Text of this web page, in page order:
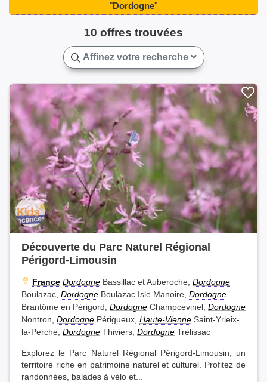
10 offres trouvées
"Dordogne"
Affinez votre recherche
Découverte du Parc Naturel Régional
Périgord-Limousin
France Dordogne Bassillac et Auberoche, Dordogne
Boulazac, Dordogne Boulazac Isle Manoire, Dordogne
Brantôme en Périgord, Dordogne Champcevinel, Dordogne
Nontron, Dordogne Périgueux, Haute-Vienne Saint-Yrieix-
la-Perche, Dordogne Thiviers, Dordogne Trélissac
Explorez le Parc Naturel Régional Périgord-Limousin, un
territoire riche en patrimoine naturel et culturel. Profitez de
randonnées, balades à vélo et...